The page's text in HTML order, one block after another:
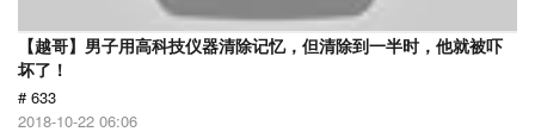
【越哥】男子用高科技仪器清除记忆，但清除到一半时，他就被吓
坏了！
# 633
2018-10-22 06:06